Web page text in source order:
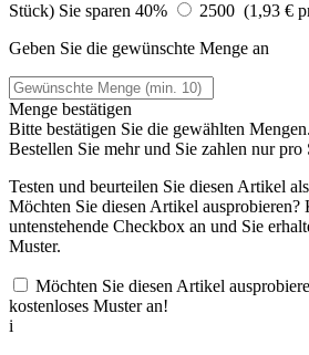
Stück) Sie sparen 40% 2500 (1,93 €
Geben Sie die gewünschte Menge an
Menge bestätigen
Bitte bestätigen Sie die gewählten Mengen.
Bestellen Sie mehr und Sie zahlen nurpro
Testen und beurteilen Sie diesen Artikel
Möchten Sie diesen Artikel ausprobieren?
untenstehende Checkbox an und Sie
Muster.
Möchten Sie diesen Artikel
kostenloses Muster an!
i